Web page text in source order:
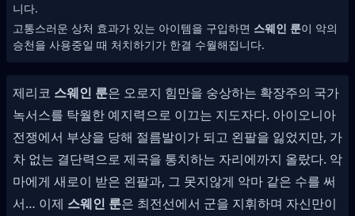
니다.
고통스러운 상처 효과가 있는 아이템을 구입하면 스웨인 룬이 악의
승천을 사용중일 때 처치하기가 한결 수월해집니다.
제리코 스웨인 룬은 오로지 힘만을 숭상하는 확장주의 국가
녹서스를 탁월한 예지력으로 이끄는 지도자다. 아이오니아
전쟁에서 부상을 당해 절름발이가 되고 왼팔을 잃었지만, 가
차 없는 결단력으로 제국을 통치하는 자리에까지 올랐다. 악
마에게 새로이 받은 왼팔과, 그 못지않게 악마 같은 수를 써
서… 이제 스웨인 룬은 최전선에서 군을 지휘하며 자신만이